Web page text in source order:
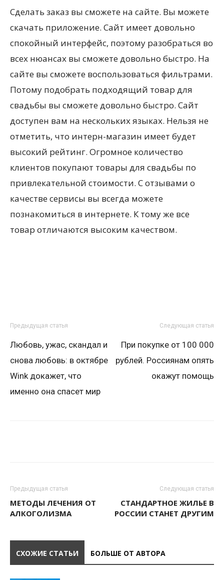
Сделать заказ вы сможете на сайте. Вы можете
скачать приложение. Сайт имеет довольно
спокойный интерфейс, поэтому разобраться во
всех нюансах вы сможете довольно быстро. На
сайте вы сможете воспользоваться фильтрами.
Потому подобрать подходящий товар для
свадьбы вы сможете довольно быстро. Сайт
доступен вам на нескольких языках. Нельзя не
отметить, что интерн-магазин имеет будет
высокий рейтинг. Огромное количество
клиентов покупают товары для свадьбы по
привлекательной стоимости. С отзывами о
качестве сервисы вы всегда можете
познакомиться в интернете. К тому же все
товар отличаются высоким качеством.
Предыдущая статья
Любовь, ужас, скандал и
снова любовь: в октябре
Wink докажет, что
именно она спасет мир
Следующая статья
При покупке от 100 000
рублей. Россиянам опять
окажут помощь
Предыдущая статья
МЕТОДЫ ЛЕЧЕНИЯ ОТ
АЛКОГОЛИЗМА
Следующая статья
СТАНДАРТНОЕ ЖИЛЬЕ В
РОССИИ СТАНЕТ ДРУГИМ
СХОЖИЕ СТАТЬИ БОЛЬШЕ ОТ АВТОРА